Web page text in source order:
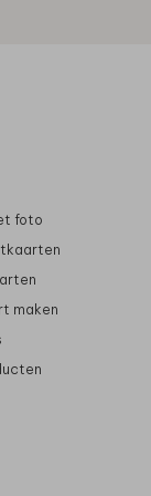
foto
maken